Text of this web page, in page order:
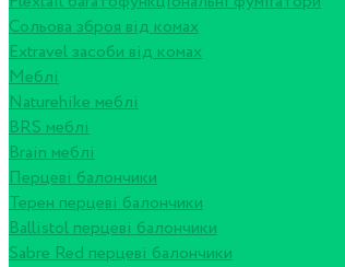
Сольова зброя від комах
Extravel засоби від комах
Меблі
Naturehike меблі
BRS меблі
Brain меблі
Перцеві балончики
Терен перцеві балончики
Ballistol перцеві балончики
Sabre Red перцеві балончики